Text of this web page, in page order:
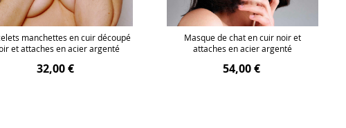
manchettes en cuir découpé
et attaches en acier argenté
32,00 €
Masque de chat en cuir noir et
attaches en acier argenté
54,00 €